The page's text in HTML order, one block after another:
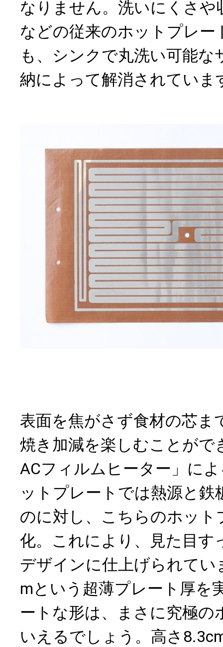
なりません。洗いにくさや
などの従来のホットプレー
も、シンクで丸洗い可能な
納によって解消されていま
表面を焦がさず食材の芯ま
焼き加減を楽しむことがで
ACフィルムヒーター」に
ットプレートでは熱源と鉄
のに対し、こちらのホット
化。これにより、見た目す
デザインに仕上げられてい
mという超薄プレート厚を
ートな形は、まさに究極の
いえるでしょう。高さ